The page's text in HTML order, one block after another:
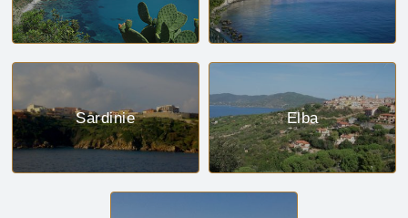
Sardinie Elba